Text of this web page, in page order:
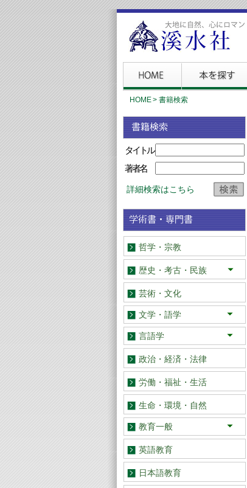
HOME> 書籍検索
タイトル
著者名
詳細検索はこちら
哲学・宗教
歴史・考古・民族
アジア
芸術・文化
文学・語学
日本
アジア
欧米
言語学
日本語
英語・その他
政治・経済・法律
労働・福祉・生活
生命・環境・自然
教育一般
教育学
教育史
学校教育
幼児・児童教育
道徳教育
特別支援教育
保健・体育
社会
理科 算数・数学
音楽・美術
教育エッセイ・記録
英語教育
日本語教育